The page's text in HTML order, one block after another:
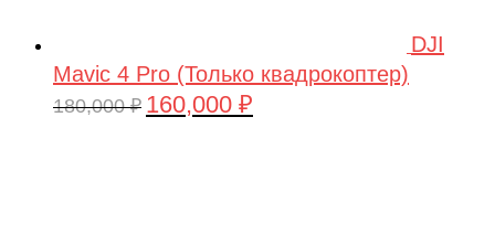
DJI
Mavic 4 Pro (Только квадрокоптер)
180,000₽ Первоначальная
160,000 ₽